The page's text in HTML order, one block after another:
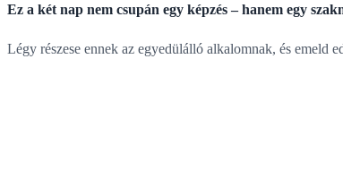
Ez a két nap nem csupán egy képzés – hanem egy
Légy részese ennek az egyedülálló alkalomnak, és emeld